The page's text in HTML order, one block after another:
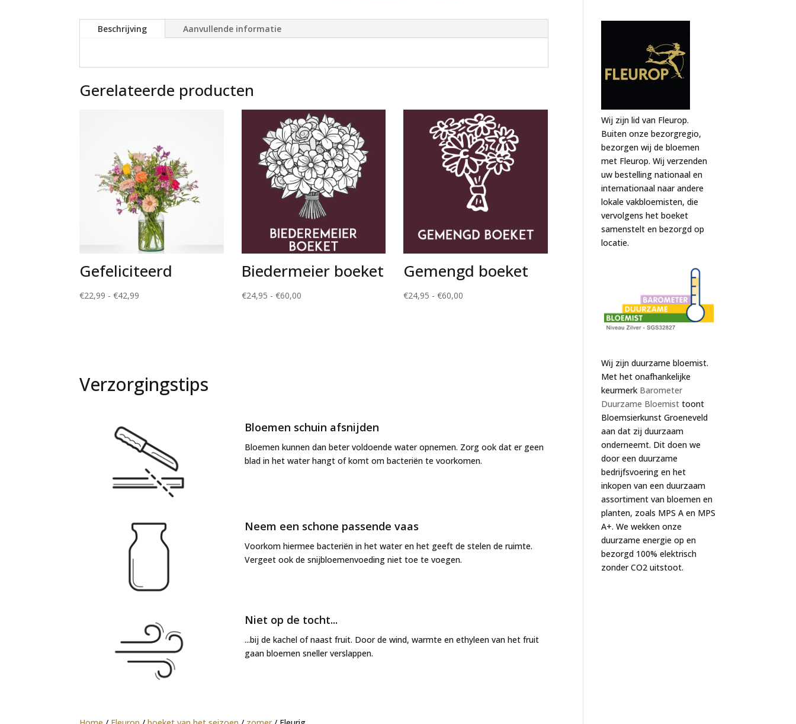
n
Beschrijving Aanvullende informatie
Gerelateerde producten
Gefeliciteerd
€22,99 - €42,99
Biedermeier boeket
€24,95 - €60,00Prijsklasse:
Gemengd boeket
€24,95 - €60,00
Verzorgingstips
Bloemen schuin afsnijden
Bloemen kunnen dan beter voldoende water opnemen. Zorg ook dat er geen
blad in het water hangt of komt om bacteriën te voorkomen.
Neem een schone passende vaas
Voorkom hiermee bacteriën in het water en het geeft de stelen de ruimte.
Vergeet ook de snijbloemenvoeding niet toe te voegen.
Niet op de tocht...
...bij de kachel of naast fruit. Door de wind, warmte en ethyleen van het fruit
gaan bloemen sneller verslappen.
Wij zijn lid van Fleurop.
Buiten onze bezorgregio,
bezorgen wij de bloemen
met Fleurop. Wij verzenden
uw bestelling nationaal en
internationaal naar andere
lokale vakbloemisten, die
vervolgens het boeket
samenstelt en bezorgd op
locatie.
Wij zijn duurzame bloemist.
Met het onafhankelijke
keurmerk Barometer
Duurzame Bloemist toont
Bloemsierkunst Groeneveld
aan dat zij duurzaam
onderneemt. Dit doen we
door een duurzame
bedrijfsvoering en het
inkopen van een duurzaam
assortiment van bloemen en
planten, zoals MPS A en MPS
A+. We wekken onze
duurzame energie op en
bezorgd 100% elektrisch
zonder CO2 uitstoot.